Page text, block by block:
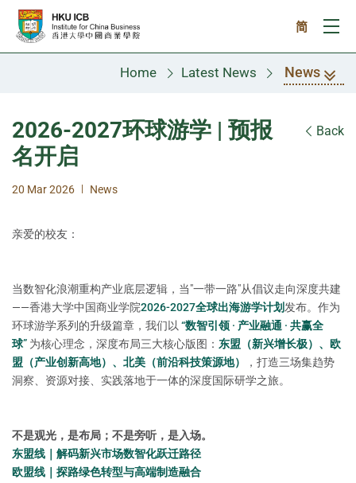
Skip to main content
简
Home Latest News News
2026-2027环球游学 | 预报
名开启
Back
20 Mar 2026 | News
亲爱的校友：
当数智化浪潮重构产业底层逻辑，当"一带一路"从倡议走向深度共建
——香港大学中国商业学院2026-2027全球出海游学计划 发布。作为
环球游学系列的升级篇章，我们以 “数智引领 · 产业融通 · 共赢全
球” 为核心理念，深度布局三大核心版图： 东盟（新兴增长极）、欧
盟（产业创新高地）、北美（前沿科技策源地）
，打造三场集趋势
洞察、资源对接、实践落地于一体的深度国际研学之旅。
不是观光，是布局；不是旁听，是入场。
东盟线｜解码新兴市场数智化跃迁路径
欧盟线｜探路绿色转型与高端制造融合